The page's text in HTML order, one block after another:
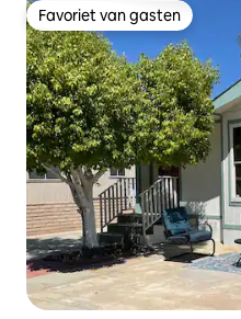
Favoriet van gasten
Favoriet van gasten